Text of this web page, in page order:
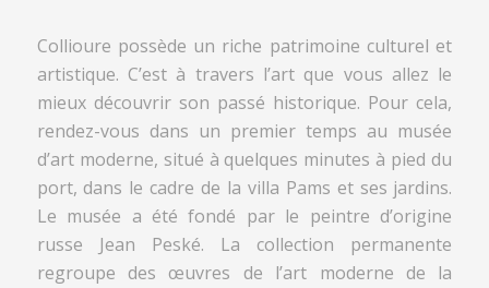
Collioure possède un riche patrimoine culturel et
artistique. C’est à travers l’art que vous allez le
mieux découvrir son passé historique. Pour cela,
rendez-vous dans un premier temps au musée
d’art moderne, situé à quelques minutes à pied du
port, dans le cadre de la villa Pams et ses jardins.
Le musée a été fondé par le peintre d’origine
russe Jean Peské. La collection permanente
regroupe des œuvres de l’art moderne de la